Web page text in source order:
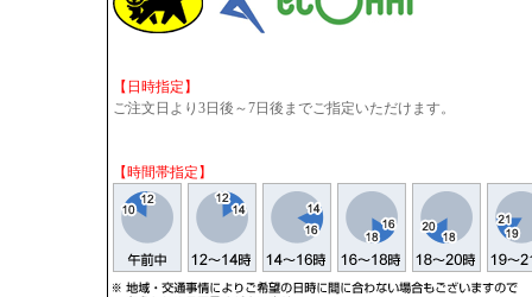
【日時指定】
ご注文日より3日後～7日後までご指定いただけます。
【時間帯指定】